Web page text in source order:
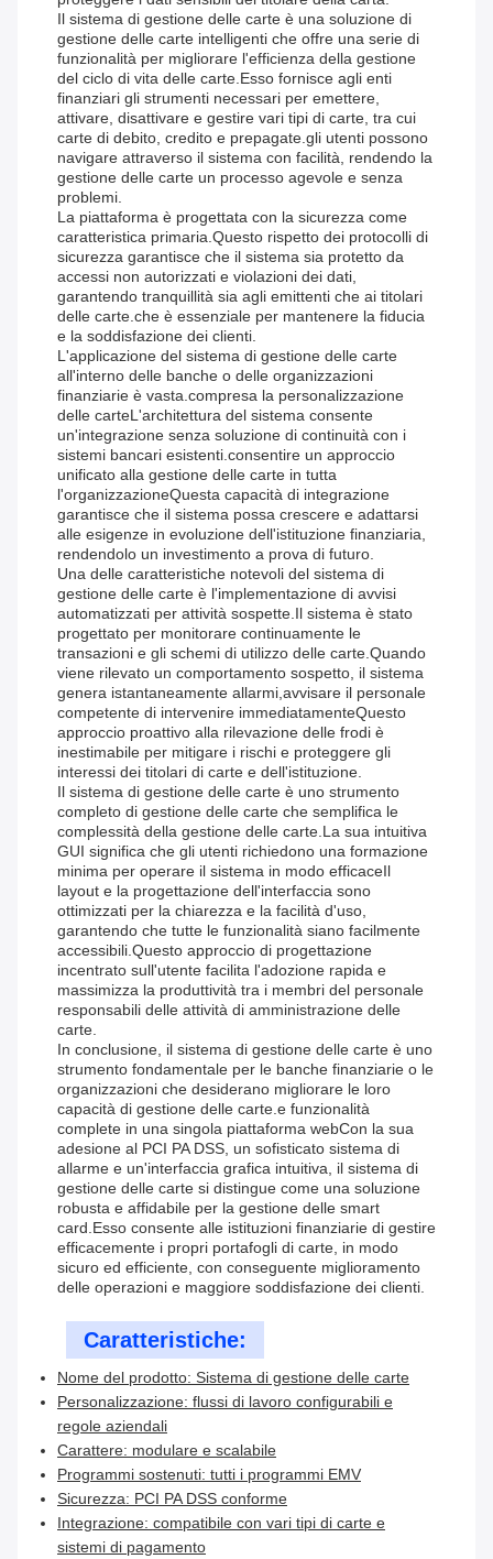
Il sistema di gestione delle carte è una soluzione di
gestione delle carte intelligenti che offre una serie di
funzionalità per migliorare l'efficienza della gestione
del ciclo di vita delle carte.Esso fornisce agli enti
finanziari gli strumenti necessari per emettere,
attivare, disattivare e gestire vari tipi di carte, tra cui
carte di debito, credito e prepagate.gli utenti possono
navigare attraverso il sistema con facilità, rendendo la
gestione delle carte un processo agevole e senza
problemi.
La piattaforma è progettata con la sicurezza come
caratteristica primaria.Questo rispetto dei protocolli di
sicurezza garantisce che il sistema sia protetto da
accessi non autorizzati e violazioni dei dati,
garantendo tranquillità sia agli emittenti che ai titolari
delle carte.che è essenziale per mantenere la fiducia
e la soddisfazione dei clienti.
L'applicazione del sistema di gestione delle carte
all'interno delle banche o delle organizzazioni
finanziarie è vasta.compresa la personalizzazione
delle carteL'architettura del sistema consente
un'integrazione senza soluzione di continuità con i
sistemi bancari esistenti.consentire un approccio
unificato alla gestione delle carte in tutta
l'organizzazioneQuesta capacità di integrazione
garantisce che il sistema possa crescere e adattarsi
alle esigenze in evoluzione dell'istituzione finanziaria,
rendendolo un investimento a prova di futuro.
Una delle caratteristiche notevoli del sistema di
gestione delle carte è l'implementazione di avvisi
automatizzati per attività sospette.Il sistema è stato
progettato per monitorare continuamente le
transazioni e gli schemi di utilizzo delle carte.Quando
viene rilevato un comportamento sospetto, il sistema
genera istantaneamente allarmi,avvisare il personale
competente di intervenire immediatamenteQuesto
approccio proattivo alla rilevazione delle frodi è
inestimabile per mitigare i rischi e proteggere gli
interessi dei titolari di carte e dell'istituzione.
Il sistema di gestione delle carte è uno strumento
completo di gestione delle carte che semplifica le
complessità della gestione delle carte.La sua intuitiva
GUI significa che gli utenti richiedono una formazione
minima per operare il sistema in modo efficaceIl
layout e la progettazione dell'interfaccia sono
ottimizzati per la chiarezza e la facilità d'uso,
garantendo che tutte le funzionalità siano facilmente
accessibili.Questo approccio di progettazione
incentrato sull'utente facilita l'adozione rapida e
massimizza la produttività tra i membri del personale
responsabili delle attività di amministrazione delle
carte.
In conclusione, il sistema di gestione delle carte è uno
strumento fondamentale per le banche finanziarie o le
organizzazioni che desiderano migliorare le loro
capacità di gestione delle carte.e funzionalità
complete in una singola piattaforma webCon la sua
adesione al PCI PA DSS, un sofisticato sistema di
allarme e un'interfaccia grafica intuitiva, il sistema di
gestione delle carte si distingue come una soluzione
robusta e affidabile per la gestione delle smart
card.Esso consente alle istituzioni finanziarie di gestire
efficacemente i propri portafogli di carte, in modo
sicuro ed efficiente, con conseguente miglioramento
delle operazioni e maggiore soddisfazione dei clienti.
Caratteristiche:
Nome del prodotto: Sistema di gestione delle carte
Personalizzazione: flussi di lavoro configurabili e
regole aziendali
Carattere: modulare e scalabile
Programmi sostenuti: tutti i programmi EMV
Sicurezza: PCI PA DSS conforme
Integrazione: compatibile con vari tipi di carte e
sistemi di pagamento